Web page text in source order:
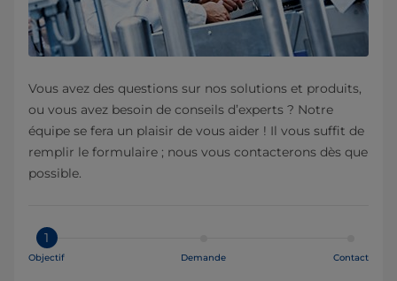
Vous avez des questions sur nos solutions et produits,
ou vous avez besoin de conseils d’experts ? Notre
équipe se fera un plaisir de vous aider ! Il vous suffit de
remplir le formulaire ; nous vous contacterons dès que
possible.
1
Objectif Demande Contact